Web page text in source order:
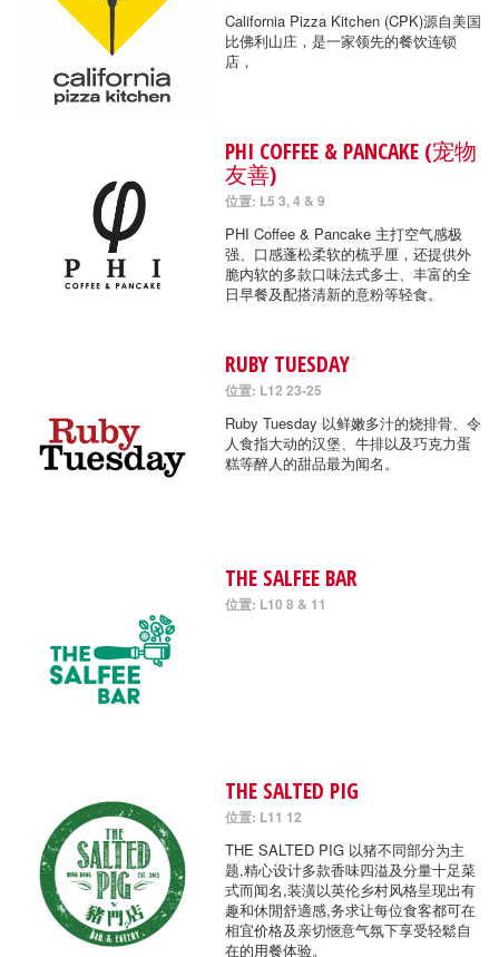
California Pizza Kitchen (CPK)源自美国
比佛利山庄，是一家领先的餐饮连锁
店，
PHI COFFEE & PANCAKE (宠物
友善)
位置: L5 3, 4 & 9
PHI Coffee & Pancake 主打空气感极
强、口感蓬松柔软的梳乎厘，还提供外
脆内软的多款口味法式多士、丰富的全
日早餐及配搭清新的意粉等轻食。
RUBY TUESDAY
位置: L12 23-25
Ruby Tuesday 以鲜嫩多汁的烧排骨、令
人食指大动的汉堡、牛排以及巧克力蛋
糕等醉人的甜品最为闻名。
THE SALFEE BAR
位置: L10 8 & 11
THE SALTED PIG
位置: L11 12
THE SALTED PIG 以猪不同部分为主
题,精心设计多款香味四溢及分量十足菜
式而闻名,装潢以英伦乡村风格呈现出有
趣和休閒舒適感,务求让每位食客都可在
相宜价格及亲切愜意气氛下享受轻鬆自
在的用餐体验。